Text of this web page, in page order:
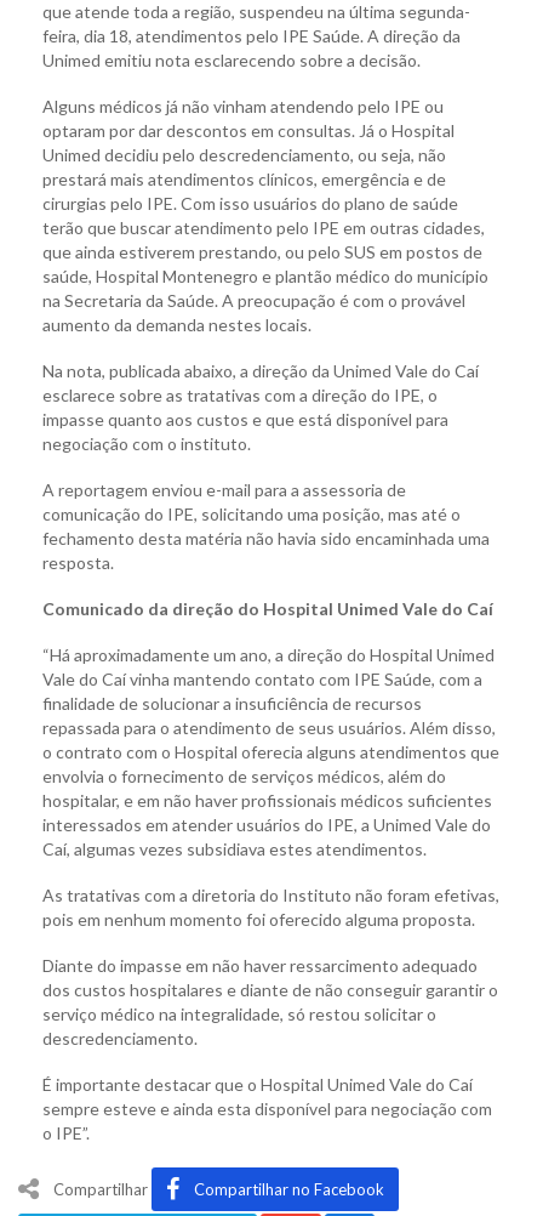
que atende toda a região, suspendeu na última segunda-
feira, dia 18, atendimentos pelo IPE Saúde. A direção da
Unimed emitiu nota esclarecendo sobre a decisão.
Alguns médicos já não vinham atendendo pelo IPE ou
optaram por dar descontos em consultas. Já o Hospital
Unimed decidiu pelo descredenciamento, ou seja, não
prestará mais atendimentos clínicos, emergência e de
cirurgias pelo IPE. Com isso usuários do plano de saúde
terão que buscar atendimento pelo IPE em outras cidades,
que ainda estiverem prestando, ou pelo SUS em postos de
saúde, Hospital Montenegro e plantão médico do município
na Secretaria da Saúde. A preocupação é com o provável
aumento da demanda nestes locais.
Na nota, publicada abaixo, a direção da Unimed Vale do Caí
esclarece sobre as tratativas com a direção do IPE, o
impasse quanto aos custos e que está disponível para
negociação com o instituto.
A reportagem enviou e-mail para a assessoria de
comunicação do IPE, solicitando uma posição, mas até o
fechamento desta matéria não havia sido encaminhada uma
resposta.
Comunicado da direção do Hospital Unimed Vale do Caí
“Há aproximadamente um ano, a direção do Hospital Unimed
Vale do Caí vinha mantendo contato com IPE Saúde, com a
finalidade de solucionar a insuficiência de recursos
repassada para o atendimento de seus usuários. Além disso,
o contrato com o Hospital oferecia alguns atendimentos que
envolvia o fornecimento de serviços médicos, além do
hospitalar, e em não haver profissionais médicos suficientes
interessados em atender usuários do IPE, a Unimed Vale do
Caí, algumas vezes subsidiava estes atendimentos.
As tratativas com a diretoria do Instituto não foram efetivas,
pois em nenhum momento foi oferecido alguma proposta.
Diante do impasse em não haver ressarcimento adequado
dos custos hospitalares e diante de não conseguir garantir o
serviço médico na integralidade, só restou solicitar o
descredenciamento.
É importante destacar que o Hospital Unimed Vale do Caí
sempre esteve e ainda esta disponível para negociação com
o IPE”.
Compartilhar Compartilhar no Facebook